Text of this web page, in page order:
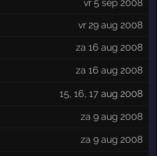
vr 5 sep 2008
vr 29 aug 2008
za 16 aug 2008
za 16 aug 2008
15,16,17 aug 2008
za 9 aug 2008
za 9 aug 2008